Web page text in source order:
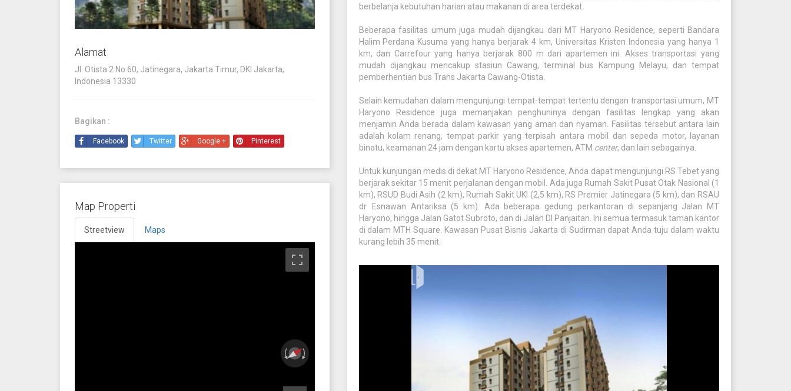
berbelanja kebutuhan harian atau makanan di area terdekat.
Beberapa fasilitas umum juga mudah dijangkau dari MT Haryono Residence, seperti Bandara
Halim Perdana Kusuma yang hanya berjarak 4 km, Universitas Kristen Indonesia yang hanya 1
km, dan Carrefour yang hanya berjarak 800 m dari apartemen ini. Akses transportasi yang
mudah dijangkau mencakup stasiun Cawang, terminal bus Kampung Melayu, dan tempat
pemberhentian bus Trans Jakarta Cawang-Otista.
Selain kemudahan dalam mengunjungi tempat-tempat tertentu dengan transportasi umum, MT
Haryono Residence juga memanjakan penghuninya dengan fasilitas lengkap yang akan
menjamin Anda berada dalam kawasan yang aman dan nyaman. Fasilitas tersebut antara lain
adalah kolam renang, tempat parkir yang terpisah antara mobil dan sepeda motor, layanan
binatu, keamanan 24 jam dengan kartu akses apartemen, ATM center, dan lain sebagainya.
Untuk kunjungan medis di dekat MT Haryono Residence, Anda dapat mengunjungi RS Tebet yang
berjarak sekitar 15 menit perjalanan dengan mobil. Ada juga Rumah Sakit Pusat Otak Nasional (1
km), RSUD Budi Asih (2 km), Rumah Sakit UKI (2,5 km), RS Premier Jatinegara (5 km), dan RSAU
dr. Esnawan Antariksa (5 km). Ada beberapa gedung perkantoran di sepanjang Jalan MT
Haryono, hingga Jalan Gatot Subroto, dan di Jalan DI Panjaitan. Ini semua termasuk taman kantor
di dalam MTH Square. Kawasan Pusat Bisnis Jakarta di Sudirman dapat Anda tuju dalam waktu
kurang lebih 35 menit.
Alamat
Jl. Otista 2 No.60, Jatinegara, Jakarta Timur, DKI Jakarta,
Indonesia 13330
Bagikan :
Facebook Twitter Google + Pinterest
Map Properti
Streetview Maps